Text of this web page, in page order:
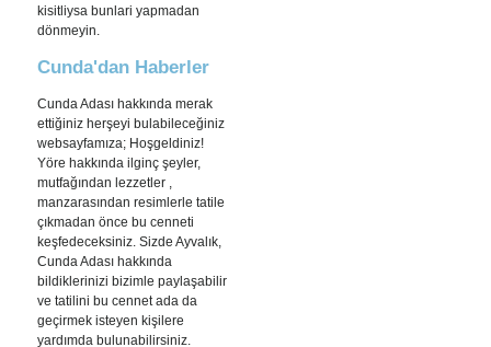
kisitliysa bunlari yapmadan
dönmeyin.
Cunda'dan Haberler
Cunda Adası hakkında merak
ettiğiniz herşeyi bulabileceğiniz
websayfamıza; Hoşgeldiniz!
Yöre hakkında ilginç şeyler,
mutfağından lezzetler ,
manzarasından resimlerle tatile
çıkmadan önce bu cenneti
keşfedeceksiniz. Sizde Ayvalık,
Cunda Adası hakkında
bildiklerinizi bizimle paylaşabilir
ve tatilini bu cennet ada da
geçirmek isteyen kişilere
yardımda bulunabilirsiniz.